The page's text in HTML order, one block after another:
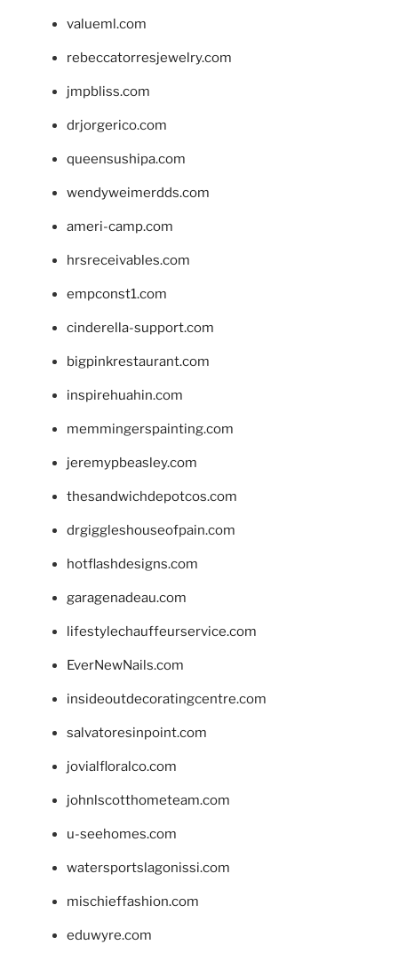
valueml.com
rebeccatorresjewelry.com
jmpbliss.com
drjorgerico.com
queensushipa.com
wendyweimerdds.com
ameri-camp.com
hrsreceivables.com
empconst1.com
cinderella-support.com
bigpinkrestaurant.com
inspirehuahin.com
memmingerspainting.com
jeremypbeasley.com
thesandwichdepotcos.com
drgiggleshouseofpain.com
hotflashdesigns.com
garagenadeau.com
lifestylechauffeurservice.com
EverNewNails.com
insideoutdecoratingcentre.com
salvatoresinpoint.com
jovialfloralco.com
johnlscotthometeam.com
u-seehomes.com
watersportslagonissi.com
mischieffashion.com
eduwyre.com